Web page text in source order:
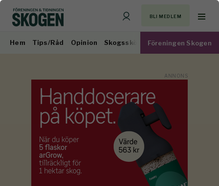
BLI MEDLEM
Hem Tips/Råd Opinion Skogsskötsel Virkesmarknad
Föreningen Skogen